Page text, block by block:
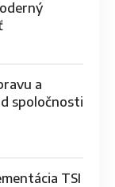
a
spoločnosti
TSI